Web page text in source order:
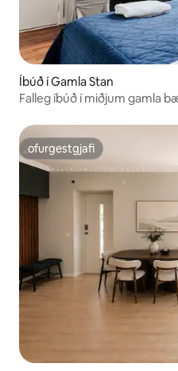
Íbúð í Gamla Stan
Falleg íbúð í miðjum gamla
ofurgestgjafi
ofurgestgjafi